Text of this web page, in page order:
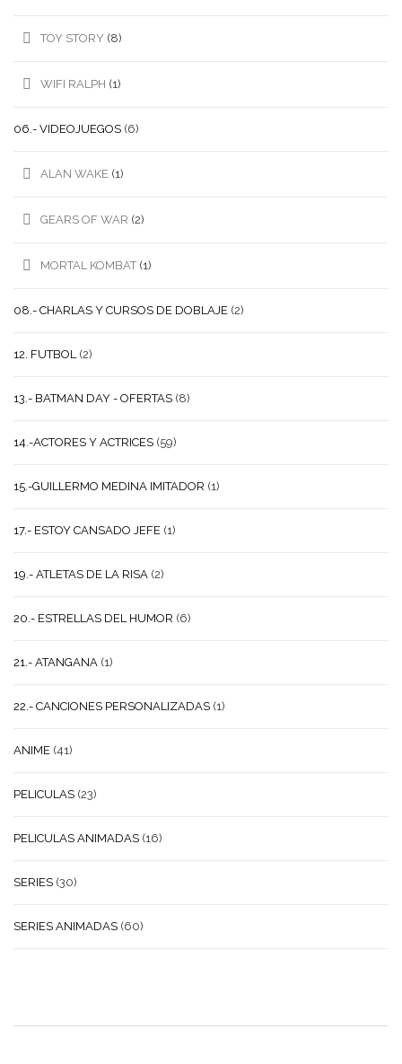
TOY STORY (8)
WIFI RALPH (1)
06.- VIDEOJUEGOS (6)
ALAN WAKE (1)
GEARS OF WAR (2)
MORTAL KOMBAT (1)
08.- CHARLAS Y CURSOS DE DOBLAJE (2)
12. FUTBOL (2)
13.- BATMAN DAY - OFERTAS (8)
14.-ACTORES Y ACTRICES (59)
15.-GUILLERMO MEDINA IMITADOR (1)
17.- ESTOY CANSADO JEFE (1)
19.- ATLETAS DE LA RISA (2)
20.- ESTRELLAS DEL HUMOR (6)
21.- ATANGANA (1)
22.- CANCIONES PERSONALIZADAS (1)
ANIME (41)
PELICULAS (23)
PELICULAS ANIMADAS (16)
SERIES (30)
SERIES ANIMADAS (60)